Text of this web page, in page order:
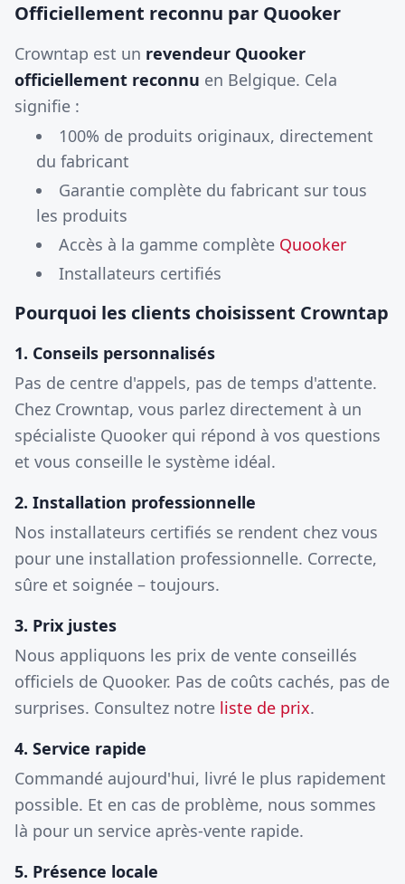
Officiellement reconnu par Quooker
Crowntap est un revendeur Quooker
officiellement reconnu en Belgique. Cela
signifie :
100% de produits originaux, directement
du fabricant
Garantie complète du fabricant sur tous
les produits
Accès à la gamme complète Quooker
Installateurs certifiés
Pourquoi les clients choisissent Crowntap
1. Conseils personnalisés
Pas de centre d'appels, pas de temps d'attente.
Chez Crowntap, vous parlez directement à un
spécialiste Quooker qui répond à vos questions
et vous conseille le système idéal.
2. Installation professionnelle
Nos installateurs certifiés se rendent chez vous
pour une installation professionnelle. Correcte,
sûre et soignée – toujours.
3. Prix justes
Nous appliquons les prix de vente conseillés
officiels de Quooker. Pas de coûts cachés, pas de
surprises. Consultez notre liste de prix.
4. Service rapide
Commandé aujourd'hui, livré le plus rapidement
possible. Et en cas de problème, nous sommes
là pour un service après-vente rapide.
5. Présence locale